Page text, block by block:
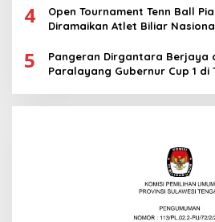
4
Open Tournament Tenn Ball
Diramaikan Atlet Biliar
5
Pangeran Dirgantara Berjaya
Paralayang Gubernur Cup 1 di